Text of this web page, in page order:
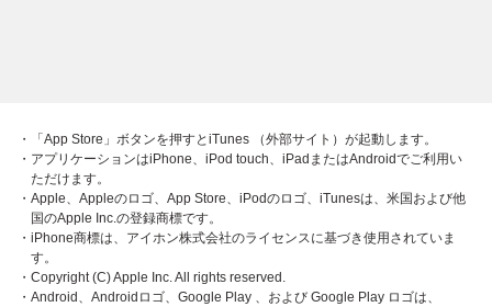
・「App Store」ボタンを押すとiTunes （外部サイト）が起動します。
・アプリケーションはiPhone、iPod touch、iPadまたはAndroidでご利用い
ただけます。
・Apple、Appleのロゴ、App Store、iPodのロゴ、iTunesは、米国および他
国のApple Inc.の登録商標です。
・iPhone商標は、アイホン株式会社のライセンスに基づき使用されていま
す。
・Copyright (C) Apple Inc. All rights reserved.
・Android、Androidロゴ、Google Play 、および Google Play ロゴは、